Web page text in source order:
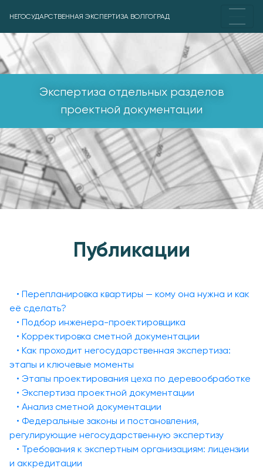
НЕГОСУДАРСТВЕННАЯ ЭКСПЕРТИЗА ВОЛГОГРАД
Экспертиза отдельных разделов
проектной документации
Публикации
• Перепланировка квартиры — кому она нужна и как
её сделать?
• Подбор инженера-проектировщика
• Корректировка сметной документации
• Как проходит негосударственная экспертиза:
этапы и ключевые моменты
• Этапы проектирования цеха по деревообработке
• Экспертиза проектной документации
• Анализ сметной документации
• Федеральные законы и постановления,
регулирующие негосударственную экспертизу
• Требования к экспертным организациям: лицензии
и аккредитации